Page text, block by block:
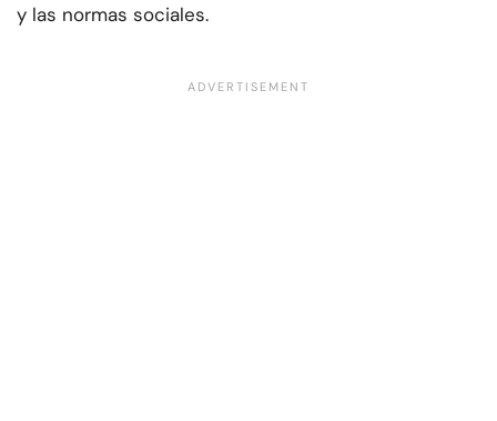
y las normas sociales.